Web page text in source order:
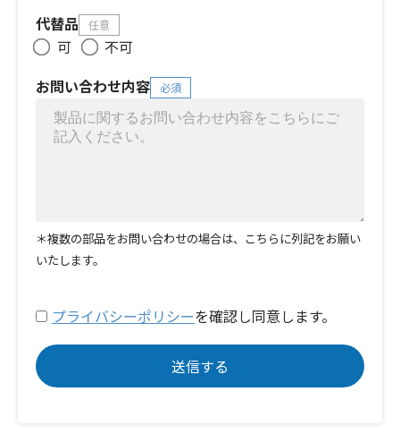
代替品 任意
可
不可
お問い合わせ内容
必須
＊複数の部品をお問い合わせの場合は、こちらに列記をお願い
いたします。
プライバシーポリシーを確認し同意します。